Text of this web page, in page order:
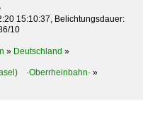
15:10:37, Belichtungsdauer:
10
» Deutschland »
·Oberrheinbahn· »